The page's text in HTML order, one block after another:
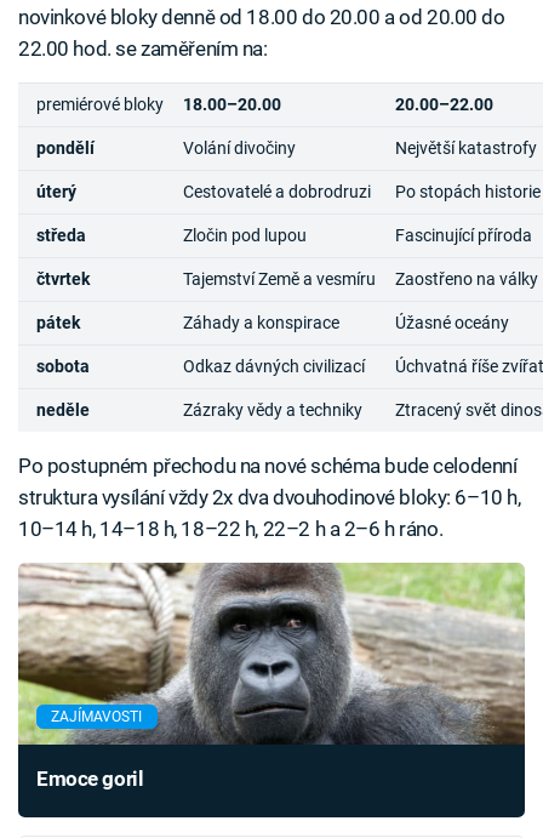
novinkové bloky denně od 18.00 do 20.00 a od 20.00 do
22.00 hod. se zaměřením na:
premiérové bloky 18.00–20.00 20.00–22.00
pondělí Volání divočiny Největší katastrofy
úterý Cestovatelé a dobrodruzi Po stopách historie
středa Zločin pod lupou Fascinující příroda
čtvrtek Tajemství Země a vesmíru Zaostřeno na války
pátek Záhady a konspirace Úžasné oceány
sobota Odkaz dávných civilizací Úchvatná říše zvířat
neděle Zázraky vědy a techniky Ztracený svět
Po postupném přechodu na nové schéma bude celodenní
struktura vysílání vždy 2x dva dvouhodinové bloky: 6–10 h,
10–14 h, 14–18 h, 18–22 h, 22–2 h a 2–6 h ráno.
ZAJÍMAVOSTI
Emoce goril